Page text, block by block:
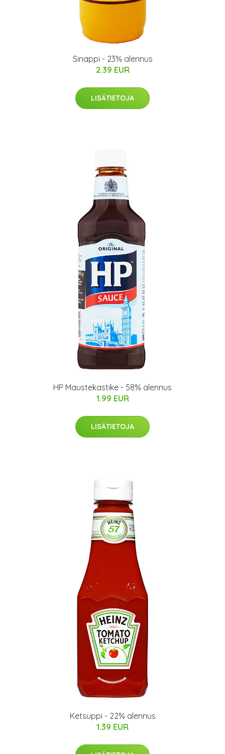
Sinappi - 23% alennus
2.39 EUR
LISÄTIETOJA
HP Maustekastike - 58% alennus
1.99 EUR
LISÄTIETOJA
Ketsuppi - 22% alennus
1.39 EUR